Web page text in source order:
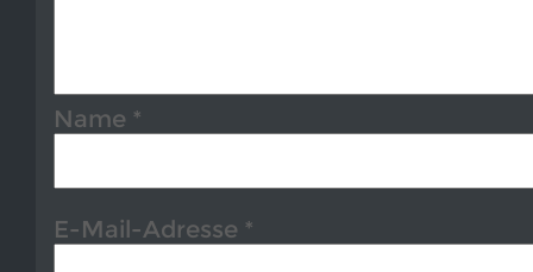
Name *
E-Mail-Adresse *